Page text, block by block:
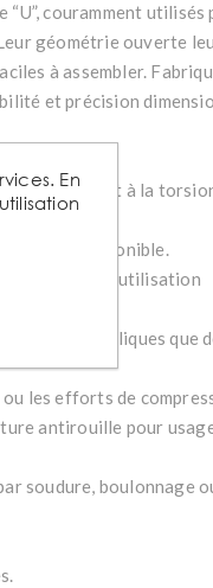
couramment utilisés
géométrie ouverte
à assembler.
et précision
à la flexion et à la
mesure disponible.
d’utilisation
métalliques que
les efforts de
antirouille pour
soudure, boulonnage
En